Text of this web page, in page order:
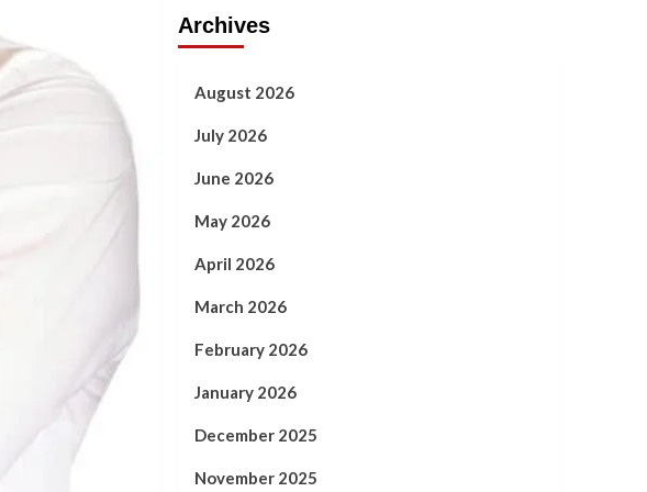
Archives
August 2026
July 2026
June 2026
May 2026
April 2026
March 2026
February 2026
January 2026
December 2025
November 2025